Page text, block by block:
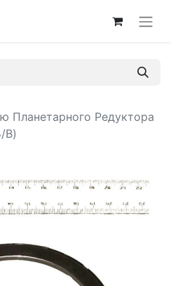
Планетарного Редуктора
В)